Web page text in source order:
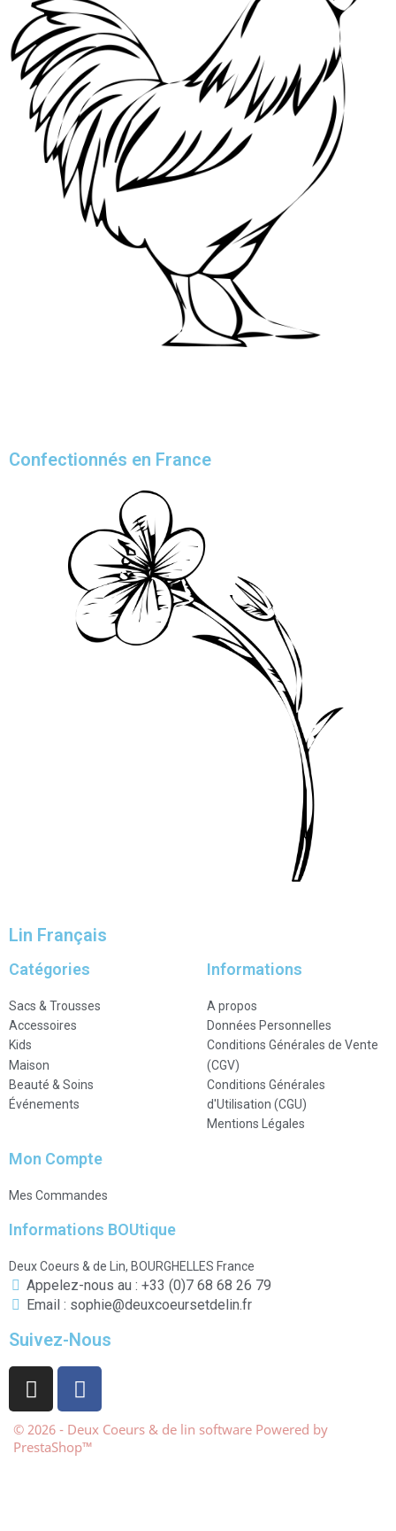
Confectionnés en France
Lin Français
Catégories
Sacs & Trousses
Accessoires
Kids
Maison
Beauté & Soins
Événements
Informations
A propos
Données Personnelles
Conditions Générales de Vente
(CGV)
Conditions Générales
d'Utilisation (CGU)
Mentions Légales
Mon Compte
Mes Commandes
Informations BOUtique
Deux Coeurs & de Lin, BOURGHELLES France
Appelez-nous au : +33 (0)7 68 68 26 79
Email : sophie@deuxcoeursetdelin.fr
Suivez-Nous
© 2026 - Deux Coeurs & de lin software Powered by
PrestaShop™